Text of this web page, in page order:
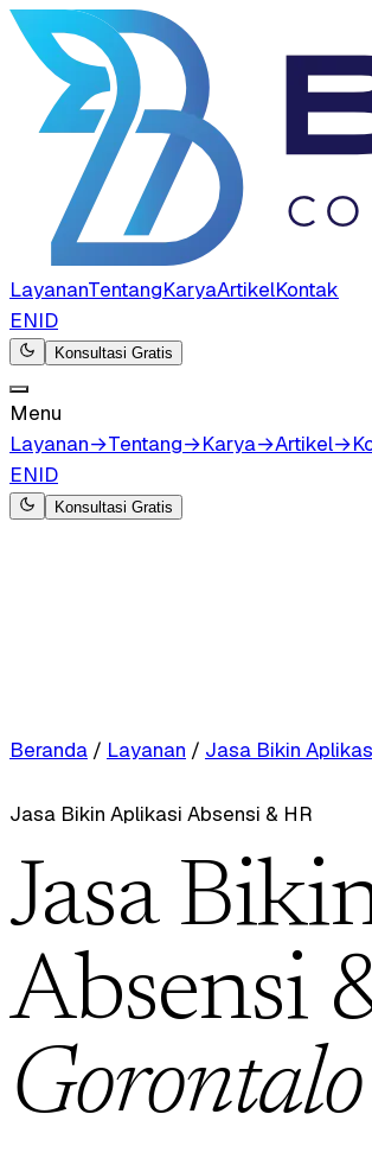
LayananTentangKaryaArtikelKontak
ENID
Konsultasi Gratis
Menu
Layanan→Tentang→Karya→Artikel→
ENID
Konsultasi Gratis
Beranda / Layanan / Jasa Bikin
Jasa Bikin Aplikasi Absensi & HR
Jasa
Absensi
Gorontalo